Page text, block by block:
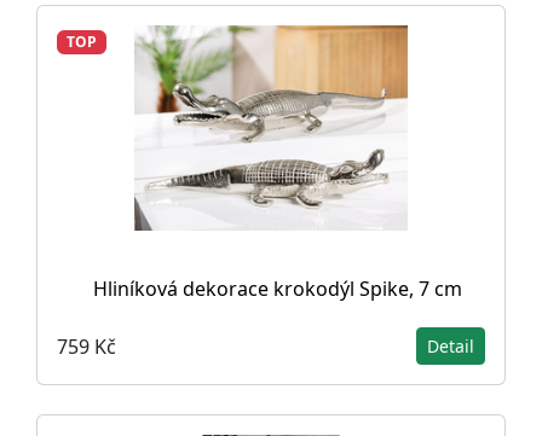
TOP
Hliníková dekorace krokodýl Spike, 7 cm
759 Kč Detail